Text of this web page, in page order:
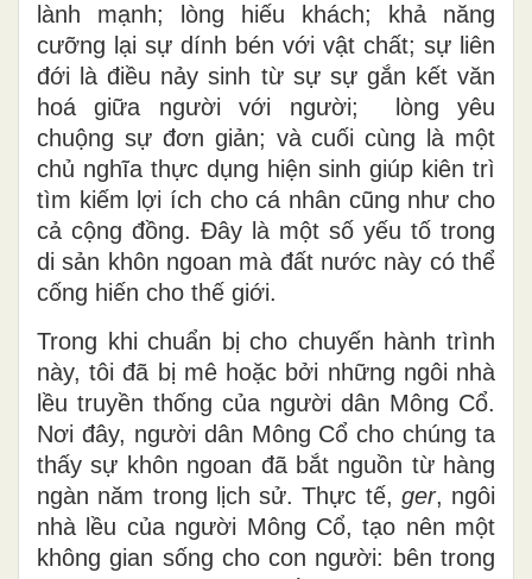
lành mạnh; lòng hiếu khách; khả năng
cưỡng lại sự dính bén với vật chất; sự liên
đới là điều nảy sinh từ sự sự gắn kết văn
hoá giữa người với người; lòng yêu
chuộng sự đơn giản; và cuối cùng là một
chủ nghĩa thực dụng hiện sinh giúp kiên trì
tìm kiếm lợi ích cho cá nhân cũng như cho
cả cộng đồng. Đây là một số yếu tố trong
di sản khôn ngoan mà đất nước này có thể
cống hiến cho thế giới.
Trong khi chuẩn bị cho chuyến hành trình
này, tôi đã bị mê hoặc bởi những ngôi nhà
lều truyền thống của người dân Mông Cổ.
Nơi đây, người dân Mông Cổ cho chúng ta
thấy sự khôn ngoan đã bắt nguồn từ hàng
ngàn năm trong lịch sử. Thực tế, ger, ngôi
nhà lều của người Mông Cổ, tạo nên một
không gian sống cho con người: bên trong